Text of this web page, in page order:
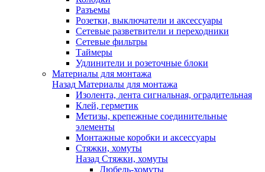
Разъемы
Розетки, выключатели и аксессуары
Сетевые разветвители и переходники
Сетевые фильтры
Таймеры
Удлинители и розеточные блоки
Материалы для монтажа
Назад Материалы для монтажа
Изолента, лента сигнальная, оградительная
Клей, герметик
Метизы, крепежные соединительные
элементы
Монтажные коробки и аксессуары
Стяжки, хомуты
Назад Стяжки, хомуты
Дюбель-хомуты